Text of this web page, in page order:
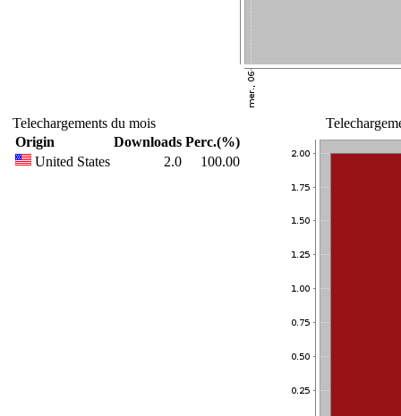
Telechargements du mois
Origin
Downloads Perc.(%)
United States
2.0 100.00